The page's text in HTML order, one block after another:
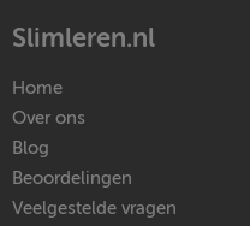
Slimleren.nl
Home
Over ons
Blog
Beoordelingen
Veelgestelde vragen